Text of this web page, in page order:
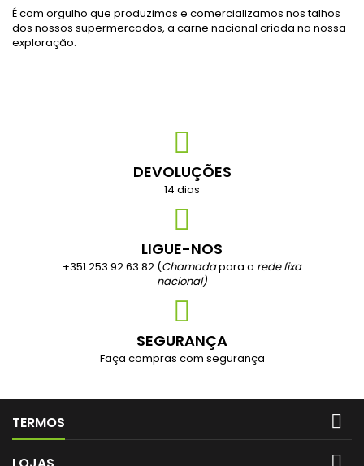
É com orgulho que produzimos e comercializamos nos talhos
dos nossos supermercados, a carne nacional criada na nossa
exploração.
DEVOLUÇÕES
14 dias
LIGUE-NOS
+351 253 92 63 82 (Chamadapara a rede fixa
nacional)
SEGURANÇA
Faça compras com segurança
TERMOS 